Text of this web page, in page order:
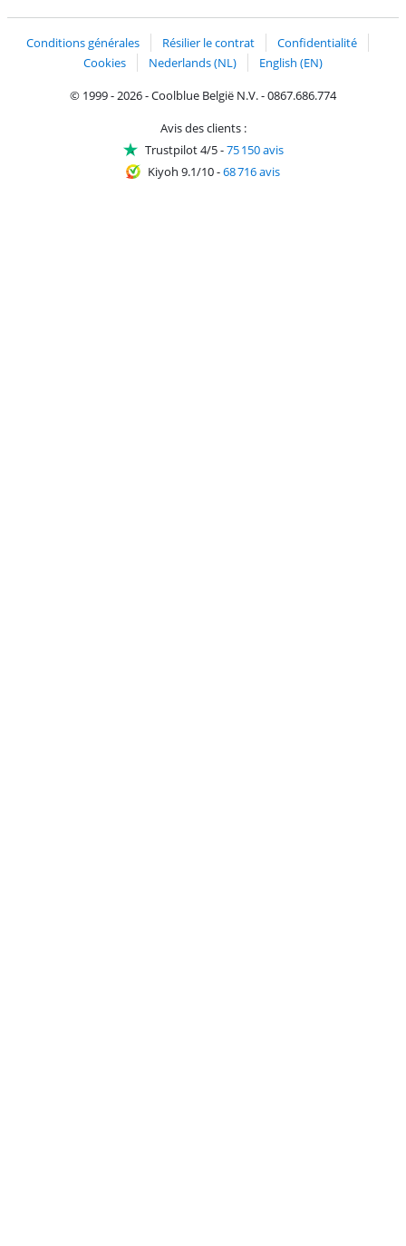
Conditions générales Résilier le contrat
Confidentialité
Cookies
Nederlands (NL)
English (EN)
© 1999 - 2026 - Coolblue België N.V. - 0867.686.774
Avis des clients :
Trustpilot 4/5-75 150 avis
Kiyoh 9.1/10-68 716 avis